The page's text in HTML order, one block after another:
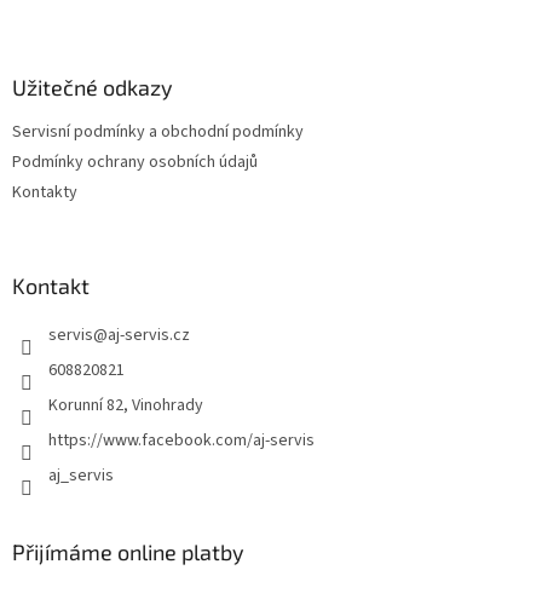
p
Užitečné odkazy
Servisní podmínky a obchodní podmínky
Podmínky ochrany osobních údajů
Kontakty
Kontakt
servis@aj-servis.cz
608820821
Korunní 82, Vinohrady
https://www.facebook.com/aj-servis
aj_servis
Přijímáme online platby